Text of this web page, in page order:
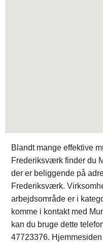
Blandt mange effektive
Frederiksværk finder du
der er beliggende på
Frederiksværk.
arbejdsområde er i
komme i kontakt med
kan du bruge dette
47723376.